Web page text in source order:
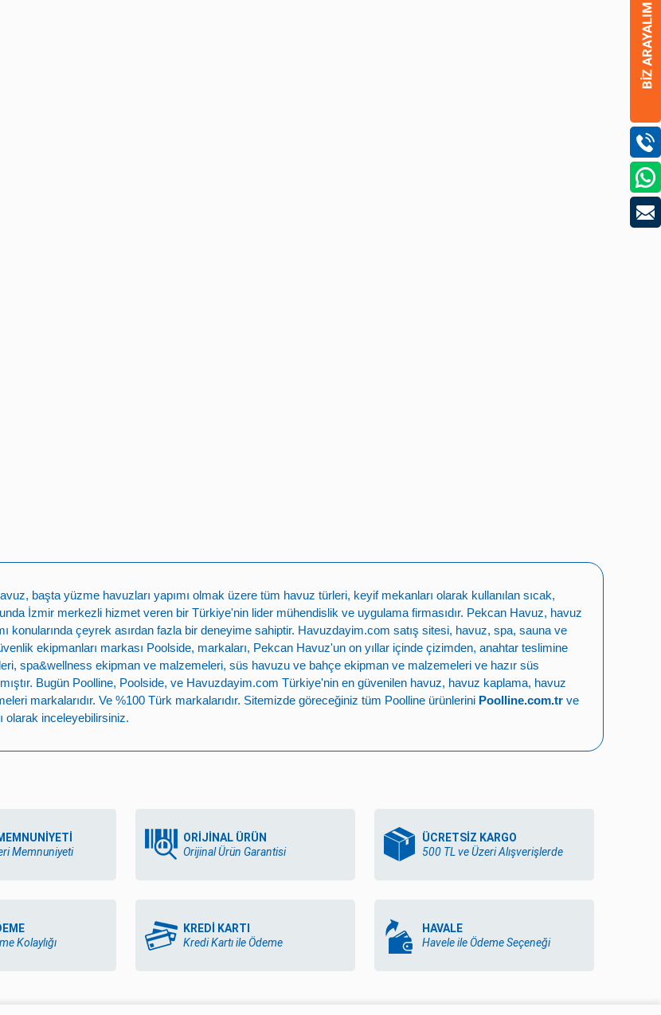
, başta yüzme havuzları yapımı olmak üzere tüm havuz türleri, keyif mekanları olarak kullanılan sıcak,
İzmir merkezli hizmet veren bir Türkiye'nin lider mühendislik ve uygulama firmasıdır. Pekcan Havuz, havuz
konularında çeyrek asırdan fazla bir deneyime sahiptir. Havuzdayim.com satış sitesi, havuz, spa, sauna ve
ekipmanları markası Poolside, markaları, Pekcan Havuz'un on yıllar içinde çizimden, anahtar teslimine
, spa&wellness ekipman ve malzemeleri, süs havuzu ve bahçe ekipman ve malzemeleri ve hazır süs
Bugün Poolline, Poolside, ve Havuzdayim.com Türkiye'nin en güvenilen havuz, havuz kaplama, havuz
markalarıdır. Ve %100 Türk markalarıdır. Sitemizde göreceğiniz tüm Poolline ürünlerini Poolline.com.tr ve
olarak inceleyebilirsiniz.
Memnuniyeti
ORİJİNAL ÜRÜN
Orijinal Ürün Garantisi
ÜCRETSİZ KARGO
500 TL ve Üzeri Alışverişlerde
Kolaylığı
KREDİ KARTI
Kredi Kartı ile Ödeme
HAVALE
Havele ile Ödeme Seçeneği